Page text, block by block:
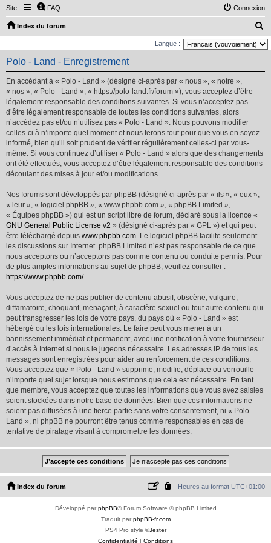
Site FAQ Connexion
Index du forum
e
Langue :
Polo - Land - Enregistrement
En accédant à « Polo - Land » (désigné ci-après par « nous », « notre »,
« nos », « Polo - Land », « https://polo-land.fr/forum »), vous acceptez d’être
légalement responsable des conditions suivantes. Si vous n’acceptez pas
d’être légalement responsable de toutes les conditions suivantes, alors
n’accédez pas et/ou n’utilisez pas « Polo - Land ». Nous pouvons modifier
celles-ci à n’importe quel moment et nous ferons tout pour que vous en soyez
informé, bien qu’il soit prudent de vérifier régulièrement celles-ci par vous-
même. Si vous continuez d’utiliser « Polo - Land » alors que des changements
ont été effectués, vous acceptez d’être légalement responsable des conditions
découlant des mises à jour et/ou modifications.
Nos forums sont développés par phpBB (désigné ci-après par « ils », « eux »,
« leur », « logiciel phpBB », « www.phpbb.com », « phpBB Limited »,
« Équipes phpBB ») qui est un script libre de forum, déclaré sous la licence «
GNU General Public License v2 » (désigné ci-après par « GPL ») et qui peut
être téléchargé depuis www.phpbb.com. Le logiciel phpBB facilite seulement
les discussions sur Internet. phpBB Limited n’est pas responsable de ce que
nous acceptons ou n’acceptons pas comme contenu ou conduite permis. Pour
de plus amples informations au sujet de phpBB, veuillez consulter :
https://www.phpbb.com/.
Vous acceptez de ne pas publier de contenu abusif, obscène, vulgaire,
diffamatoire, choquant, menaçant, à caractère sexuel ou tout autre contenu qui
peut transgresser les lois de votre pays, du pays où « Polo - Land » est
hébergé ou les lois internationales. Le faire peut vous mener à un
bannissement immédiat et permanent, avec une notification à votre fournisseur
d’accès à Internet si nous le jugeons nécessaire. Les adresses IP de tous les
messages sont enregistrées pour aider au renforcement de ces conditions.
Vous acceptez que « Polo - Land » supprime, modifie, déplace ou verrouille
n’importe quel sujet lorsque nous estimons que cela est nécessaire. En tant
que membre, vous acceptez que toutes les informations que vous avez saisies
soient stockées dans notre base de données. Bien que ces informations ne
soient pas diffusées à une tierce partie sans votre consentement, ni « Polo -
Land », ni phpBB ne pourront être tenus comme responsables en cas de
tentative de piratage visant à compromettre les données.
Index du forum Heures au format UTC+01:00
Développé parphpBB® Forum Software © phpBB Limited
Traduit parphpBB-fr.com
PS4 Pro style ©Jester
Confidentialité | Conditions